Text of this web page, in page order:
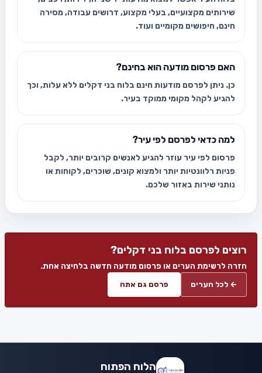
שירותים מקצועיים, בעלי מקצוע, דרושים עבודה, מסירה
חינם, חיפושים מקומיים ועוד.
האם פרסום מודעה הוא בחינם?
כן. ניתן לפרסם מודעות חינם בלוח בני דקלים ללא עלות, וכך
להגיע לקהל מקומי ממוקד בעיר.
למה כדאי לפרסם לפי עיר?
פרסום לפי עיר עוזר להגיע לאנשים קרובים יותר, לקבל
פניות רלוונטיות יותר ולמצוא קונים, שוכרים, לקוחות או
נותני שירות באזור שלכם.
רוצים לפרסם בלוח בני דקלים?
חזרה לרשימת הערים או פרסום מודעה חדשה בלחיצה אחת.
← לכל הערים פרסם גם אתה
הלוח הפתוח